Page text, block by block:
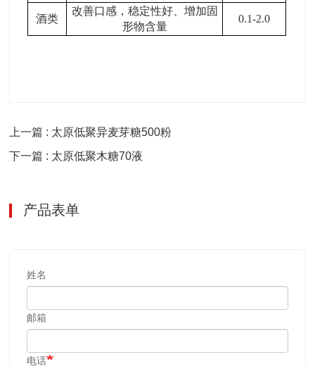
酒类
改善口感，稳定性好、增加固
形物含量
0.1-2.0
上一篇 : 太原低聚异麦芽糖500粉
下一篇 : 太原低聚木糖70液
产品表单
姓名
邮箱
电话